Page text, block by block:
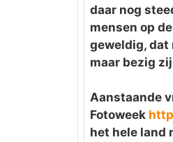
daar nog
mensen op
geweldig, dat
maar bezig
Aanstaande
Fotoweek
het hele land